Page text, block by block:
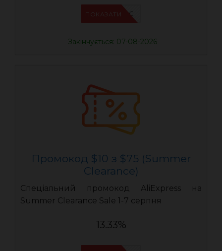
IFPC24DC
ПОКАЗАТИ
Закінчується: 07-08-2026
Промокод $10 з $75 (Summer
Clearance)
Спеціальний промокод AliExpress на
Summer Clearance Sale 1-7 серпня
13.33%